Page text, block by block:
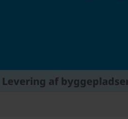
Levering af